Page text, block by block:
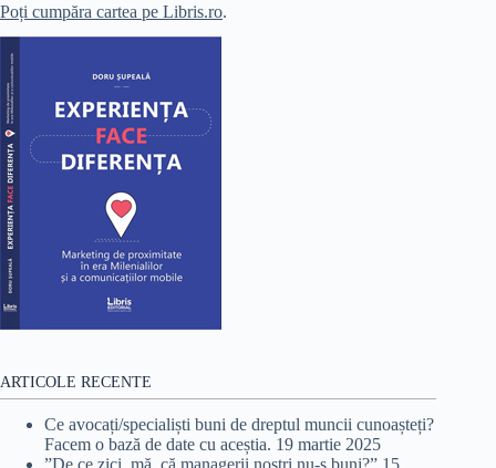
Poți cumpăra cartea pe Libris.ro.
ARTICOLE RECENTE
Ce avocați/specialiști buni de dreptul muncii cunoașteți?
Facem o bază de date cu aceștia. 19 martie 2025
”De ce zici, mă, că managerii noștri nu-s buni?” 15